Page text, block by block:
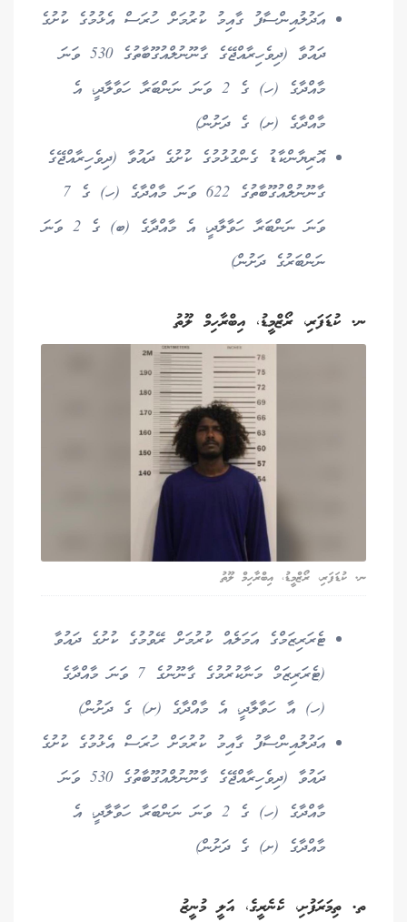
އަދުލުއިންސާފު ގާއިމު ކުރުމަށް ހުރަސް އެޅުމުގެ ކުށުގެ
ދައުވާ (ދިވެހިރާއްޖޭގެ ގާނޫނުލްއުގޫބާތުގެ 530 ވަނަ
މާއްދާގެ (ހ) ގެ 2 ވަނަ ނަންބަރާ ހަވާލާދީ، އެ
މާއްދާގެ (ށ) ގެ ދަށުން)
އޮރިޔާންކާޑު ގެންގުޅުމުގެ ކުށުގެ ދައުވާ (ދިވެހިރާއްޖޭގެ
ގާނޫނުލްއުގޫބާތުގެ 622 ވަނަ މާއްދާގެ (ހ) ގެ 7
ވަނަ ނަންބަރާ ހަވާލާދީ، އެ މާއްދާގެ (ބ) ގެ 2 ވަނަ
ނަންބަރުގެ ދަށުން)
ނ. ކުޑަފަރި، ރޯޒްމީޑު، އިބްރާހިމް ލޫތު
ނ. ކުޑަފަރި، ރޯޒްމީޑު، އިބްރާހިމް ލޫތު
ޓެރަރިޒަމްގެ އަމަލެއް ކުރުމަށް ރޭވުމުގެ ކުށުގެ ދައުވާ
(ޓެރަރިޒަމް މަނާކުރުމުގެ ގާނޫނުގެ 7 ވަނަ މާއްދާގެ
(ހ) އާ ހަވާލާދީ، އެ މާއްދާގެ (ށ) ގެ ދަށުން)
އަދުލުއިންސާފު ގާއިމު ކުރުމަށް ހުރަސް އެޅުމުގެ ކުށުގެ
ދައުވާ (ދިވެހިރާއްޖޭގެ ގާނޫނުލްއުގޫބާތުގެ 530 ވަނަ
މާއްދާގެ (ހ) ގެ 2 ވަނަ ނަންބަރާ ހަވާލާދީ، އެ
މާއްދާގެ (ށ) ގެ ދަށުން)
ތ. ތިމަރަފުށި، ކެނެރީގެ، އަލީ މުނީޒު